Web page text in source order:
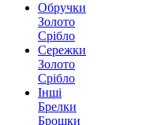
Обручки
Золото
Срібло
Сережки
Золото
Срібло
Інші
Брелки
Брошки